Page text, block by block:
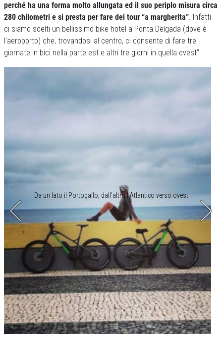
perché ha una forma molto allungata ed il suo periplo misura circa
280 chilometri e si presta per fare dei tour “a margherita”. Infatti
ci siamo scelti un bellissimo bike hotel a Ponta Delgada (dove è
l’aeroporto) che, trovandosi al centro, ci consente di fare tre
giornate in bici nella parte est e altri tre giorni in quella ovest”.
Da un lato il Portogallo, dall’altro l’Atlantico verso ovest